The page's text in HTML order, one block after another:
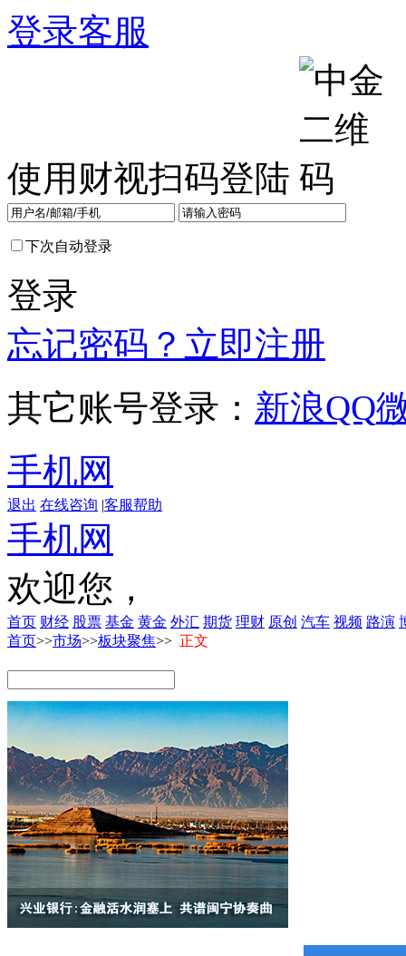
登录客服
使用财视扫码登陆
下次自动登录
登录
忘记密码？ 立即注册
其它账号登录： 新浪QQ
手机网
退出 在线咨询 |客服帮助
手机网
欢迎您，
首页 财经 股票 基金 黄金 外汇 期货 理财 原创 汽车 视频 路演
首页>>市场>>板块聚焦>> 正文